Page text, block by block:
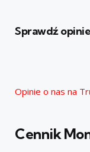
Sprawdź
Opinie o nas na
Cennik